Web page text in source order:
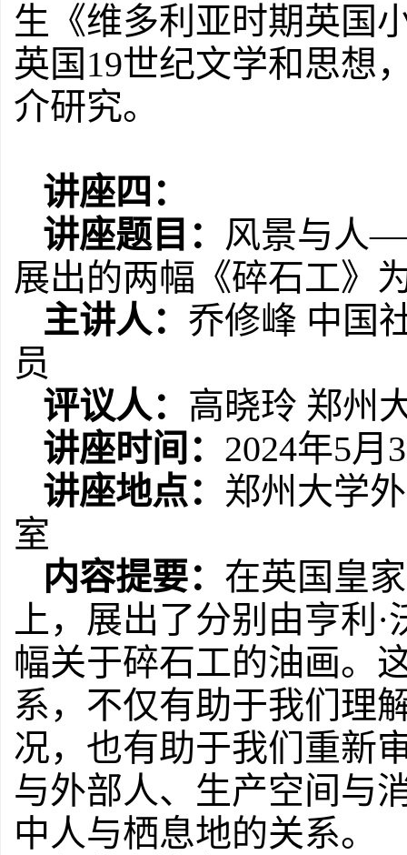
生《维多利亚时期英国
英国 19世纪文学和思想
介研究。
讲座四：
讲座题目： 风景与人
展出的两幅《碎石工》
主讲人： 乔修峰 中国
员
评议人： 高晓玲 郑州
讲座时间： 2024年5月
讲座地点： 郑州大学
室
内容提要： 在英国皇
上，展出了分别由亨利
幅关于碎石工的油画。
系，不仅有助于我们理
况，也有助于我们重新
与外部人、生产空间与
中人与栖息地的关系。